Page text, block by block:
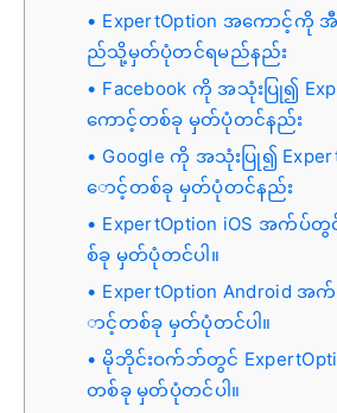
ExpertOption အကောင့်ကို အီ
ည်သို့မှတ်ပုံတင်ရမည်နည်း
Facebook ကို အသုံးပြု၍
ကောင့်တစ်ခု မှတ်ပုံတင်နည်း
Google ကို အသုံးပြု၍
ောင့်တစ်ခု မှတ်ပုံတင်နည်း
ExpertOption iOS အက်ပ်
စ်ခု မှတ်ပုံတင်ပါ။
ExpertOption Android
ာင့်တစ်ခု မှတ်ပုံတင်ပါ။
မိုဘိုင်းဝက်ဘ်တွင်
တစ်ခု မှတ်ပုံတင်ပါ။